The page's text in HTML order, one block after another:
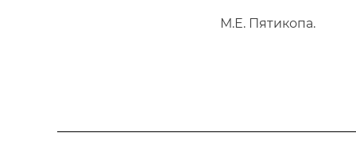
М.Е. Пятикопа.